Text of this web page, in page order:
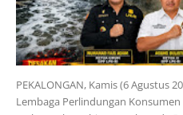
PEKALONGAN, Kamis (6 Agustus
Lembaga Perlindungan